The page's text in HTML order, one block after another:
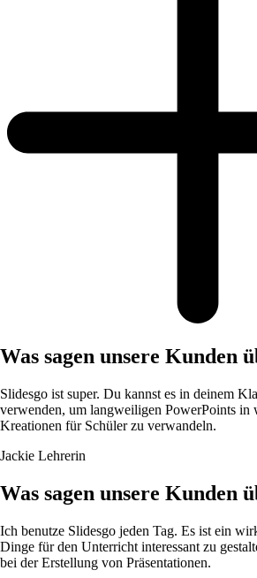
Was sagen unsere Kunden
Slidesgo ist super. Du kannst es in deinem
verwenden, um langweiligen PowerPoints in
Kreationen für Schüler zu verwandeln.
Jackie Lehrerin
Was sagen unsere Kunden
Ich benutze Slidesgo jeden Tag. Es ist ein
Dinge für den Unterricht interessant zu
bei der Erstellung von Präsentationen.